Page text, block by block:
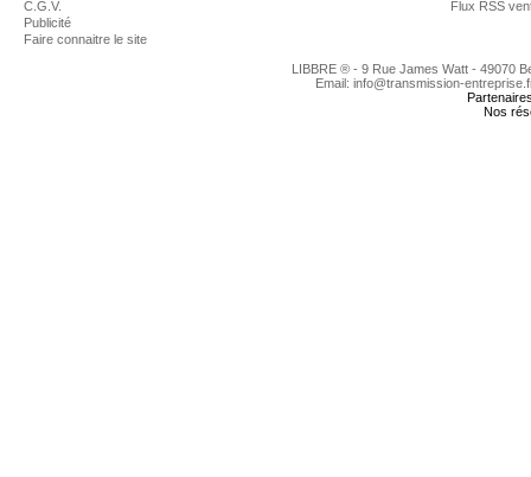
C.G.V.
Publicité
Faire connaitre le site
Flux RSS
LIBBRE ® - 9 Rue James Watt - 49070
Email: info@transmission-
Nos